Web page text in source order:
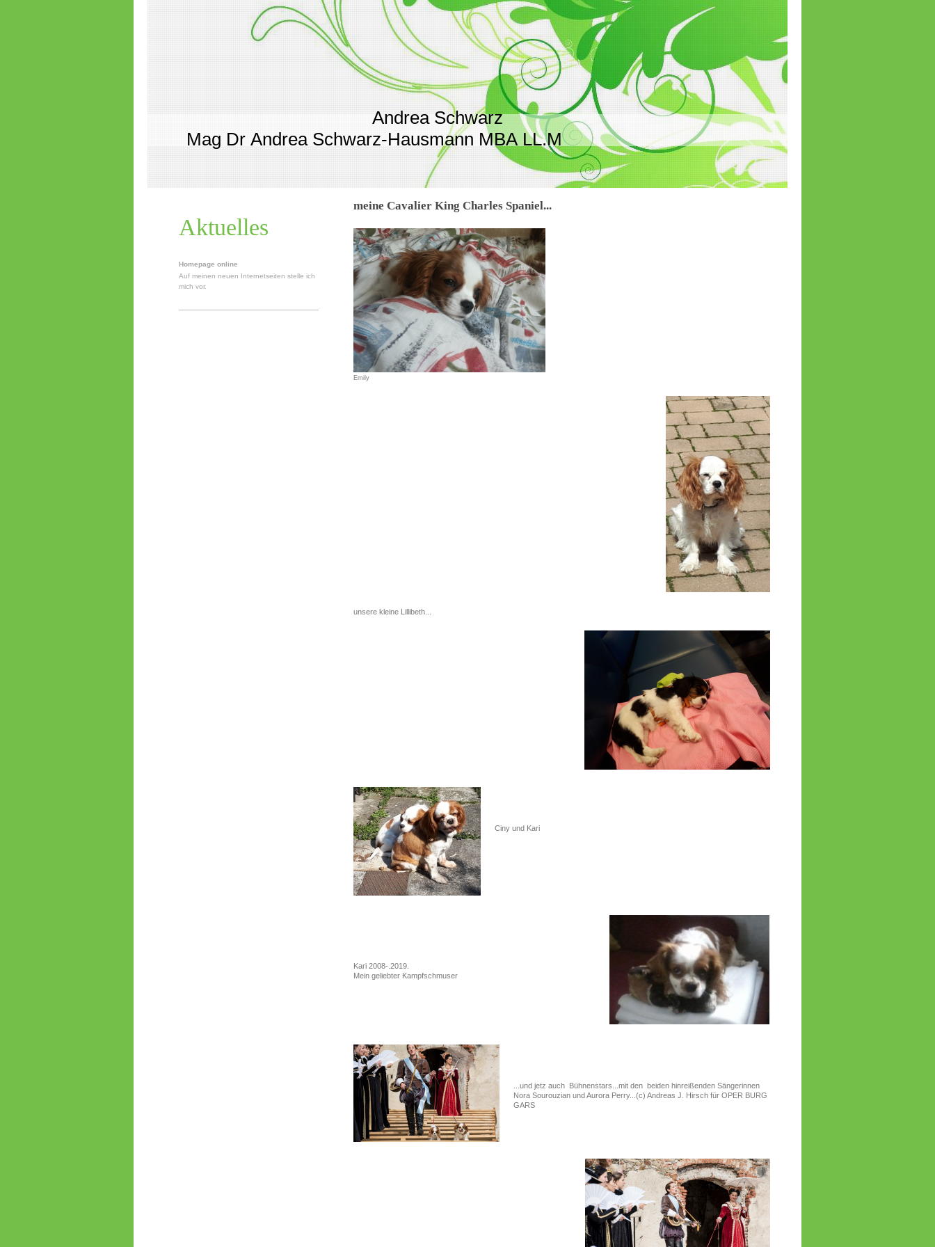
Andrea Schwarz
Mag Dr Andrea Schwarz-Hausmann MBA LL.M
meine Cavalier King Charles Spaniel...
Emily
unsere kleine Lillibeth...
Ciny und Kari
Kari 2008-.2019.
Mein geliebter Kampfschmuser
...und jetz auch Bühnenstars...mit den beiden hinreißenden Sängerinnen
Nora Sourouzian und Aurora Perry...(c) Andreas J. Hirsch für OPER BURG
GARS
Aktuelles
Homepage online
Auf meinen neuen Internetseiten stelle ich
mich vor.